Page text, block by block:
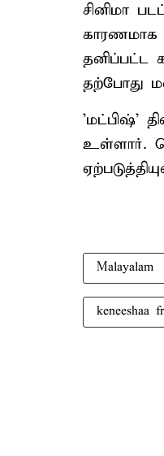
சினிமா
காரணமாக
தனிப்பட்ட
தற்போது
'மட்பிஷ்'
உள்ளார்.
Malayalam
keneeshaa